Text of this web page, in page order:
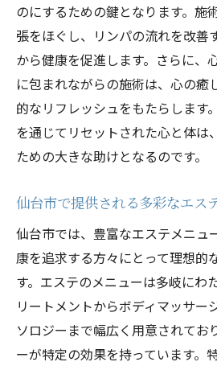
エステで得られる内面
自分へのご褒美最高のリラ
市のエステで体感しよう
究極のリラクゼーショ
自分への特別なプレゼン
仙台市で見つける癒し
リラクゼーションがも
ット
仙台市での極上時間を
ント
宮城県のエステキャンペー
なトリートメントを受ける
のにするための鍵となります。施
張をほぐし、リンパの流れを改善
から健康を促進します。さらに、
に包まれながらの施術は、心の癒
的なリフレッシュをもたらします
を通じてリセットされた心と体は
ための大きな助けとなるのです。
仙台市で提供される多彩なエス
仙台市では、豊富なエステメニュ
康を追求する方々にとって理想的
す。エステのメニューは多岐にわ
リートメントからボディマッサー
ソロジーまで幅広く用意されてお
ーが特定の効果を持っています。